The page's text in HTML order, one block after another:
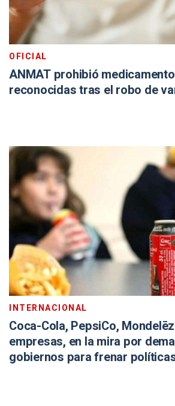
OFICIAL
ANMAT prohibió
reconocidas tras el robo de
INTERNACIONAL
Coca-Cola, PepsiCo,
empresas, en la mira por
gobiernos para frenar